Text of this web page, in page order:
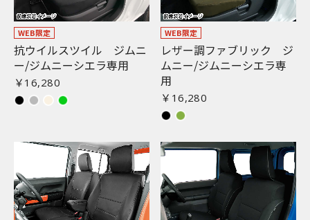
WEB限定
抗ウイルスツイル ジムニ
ー/ジムニーシエラ専用
￥16,280
WEB限定
レザー調ファブリック ジ
ムニー/ジムニーシエラ専
用
￥16,280